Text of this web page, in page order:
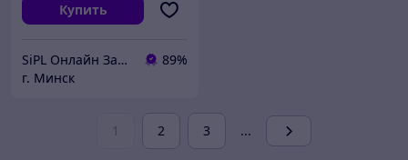
Купить
SiPL Онлайн Заказы 24 часа
89%
г. Минск
1 2 3 ...